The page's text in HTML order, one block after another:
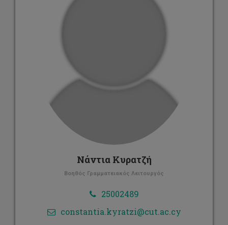
Νάντια Κυρατζή
Βοηθός Γραμματειακός Λειτουργός
25002489
constantia.kyratzi@cut.ac.cy